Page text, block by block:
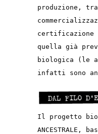
produzione,
quella già
biologica (le
infatti sono
Il progetto
ANCESTRALE,